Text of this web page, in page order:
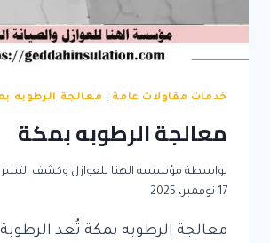
خدمات مقاولات عامة معالجة الرطوبه
معالجة الرطوبه بمكة
بواسطة مؤسسه الهنا للعوازل وكشف
17 نوفمبر، 2025
معالجة الرطوبه بمكة تُعد